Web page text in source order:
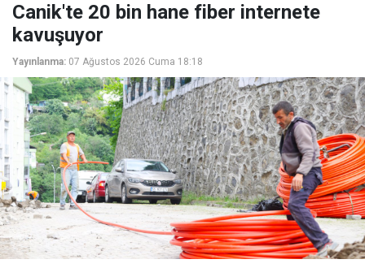
Canik'te 20 bin hane fiber internete
kavuşuyor
Yayınlanma: 07 Ağustos 2026 Cuma 18:18